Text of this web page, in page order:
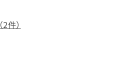
（2件）